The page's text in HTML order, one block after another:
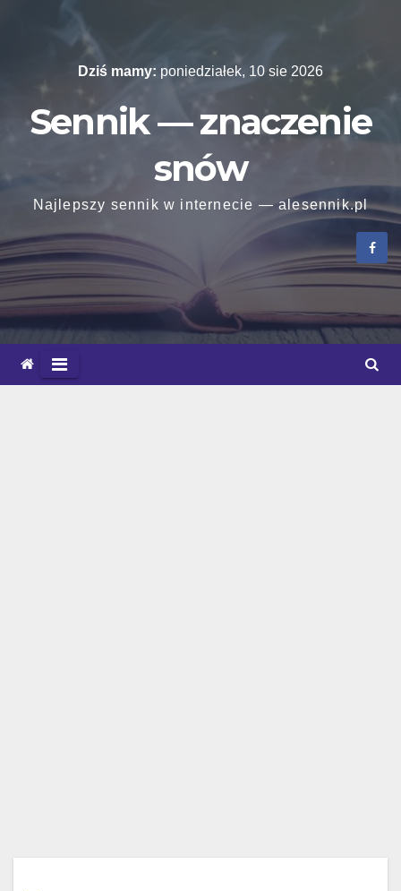
Dziś mamy: poniedziałek, 10 sie 2026
Sennik — znaczenie
snów
Najlepszy sennik w internecie — alesennik.pl